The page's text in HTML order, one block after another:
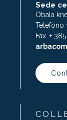
Sede
Obala
Telefono
Fax. +